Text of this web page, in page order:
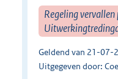
Regeling
Geldend van 21-
Uitgegeven door: